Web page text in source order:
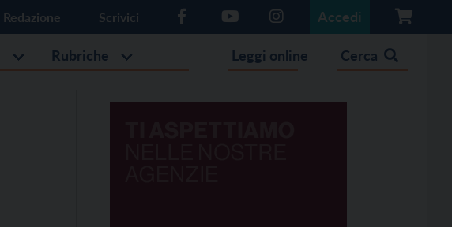
Redazione Scrivici Accedi
Rubriche Leggi online Cerca